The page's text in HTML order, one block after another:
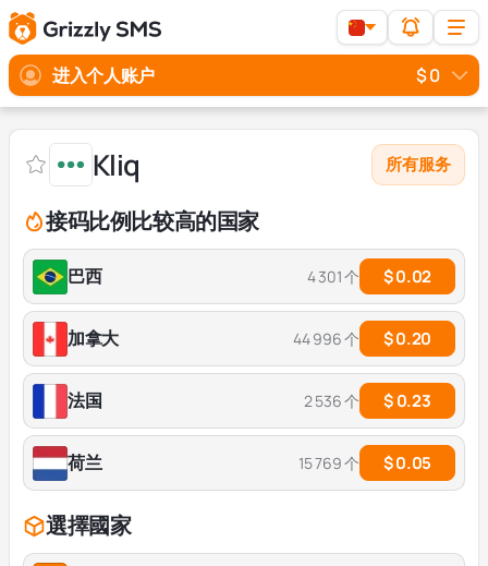
进入个人账户 $ 0
Kliq 所有服务
接码比例比较高的国家
巴西 4 301 个 $ 0.02
加拿大 44 996 个 $ 0.20
法国 2 536 个 $ 0.23
荷兰 15 769 个 $ 0.05
選擇國家